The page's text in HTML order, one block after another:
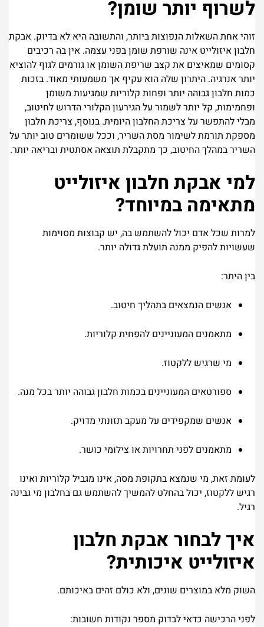
לשרוף יותר שומן?
זוהי אחת השאלות הנפוצות ביותר, והתשובה היא לא בדיוק. אבקת
חלבון איזולייט אינה שורפת שומן בפני עצמה. אין בה רכיבים
קסומים שמאיצים את קצב שריפת השומן או גורמים לגוף להוציא
יותר אנרגיה. היתרון שלה הוא עקיף אך משמעותי מאוד. בזכות
כמות חלבון גבוהה יותר ופחות קלוריות שמגיעות משומן
ופחמימות, קל יותר לשמור על הגירעון הקלורי הדרוש לחיטוב,
מבלי להתפשר על צריכת החלבון היומית. בנוסף, צריכת חלבון
מספקת תורמת לשימור מסת השריר, וככל ששומרים טוב יותר על
השריר במהלך החיטוב, כך מתקבלת תוצאה אסתטית ובריאה יותר.
למי אבקת חלבון איזולייט
מתאימה במיוחד?
למרות שכל אדם יכול להשתמש בה, יש קבוצות מסוימות
שעשויות להפיק ממנה תועלת גדולה יותר.
בין היתר:
אנשים הנמצאים בתהליך חיטוב.
מתאמנים המעוניינים להפחית קלוריות.
מי שרגיש ללקטוז.
ספורטאים המעוניינים בכמות חלבון גבוהה יותר בכל מנה.
אנשים שמקפידים על מעקב תזונתי מדויק.
מתאמנים לפני תחרויות או צילומי כושר.
לעומת זאת, מי שנמצא בתקופת מסה, אינו מגביל קלוריות ואינו
רגיש ללקטוז, יכול בהחלט להמשיך להשתמש גם בחלבון מי גבינה
רגיל.
איך לבחור אבקת חלבון
איזולייט איכותית?
השוק מלא במוצרים שונים, ולא כולם זהים באיכותם.
לפני הרכישה כדאי לבדוק מספר נקודות חשובות: